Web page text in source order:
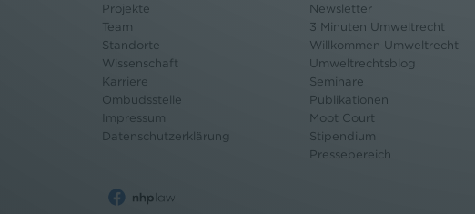
Projekte
Team
Standorte
Wissenschaft
Karriere
Ombudsstelle
Impressum
Datenschutzerklärung
Newsletter
3 Minuten Umweltrecht
Willkommen Umweltrecht
Umweltrechtsblog
Seminare
Publikationen
Moot Court
Stipendium
Pressebereich